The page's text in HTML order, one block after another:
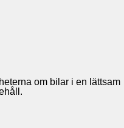
om bilar i en lättsam